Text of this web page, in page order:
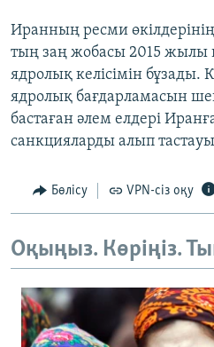
Иранның ресми
тың заң жобасы 2015 жылы
ядролық келісімін бұзады.
ядролық бағдарламасын
бастаған әлем елдері
санкцияларды алып тастауы
Бөлісу VPN-сіз оқу
Оқыңыз. Көріңіз.